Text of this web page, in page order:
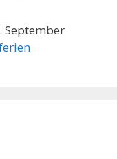
September